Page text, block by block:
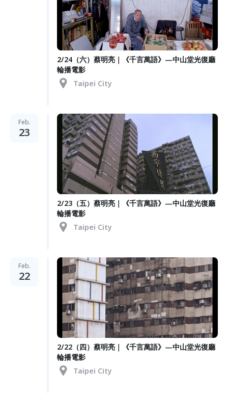
2/24（六）蔡明亮｜《千言萬語》—中山堂光復廳
輪播電影
Taipei City
Feb.
23
2/23（五）蔡明亮｜《千言萬語》—中山堂光復廳
輪播電影
Taipei City
Feb.
22
2/22（四）蔡明亮｜《千言萬語》—中山堂光復廳
輪播電影
Taipei City